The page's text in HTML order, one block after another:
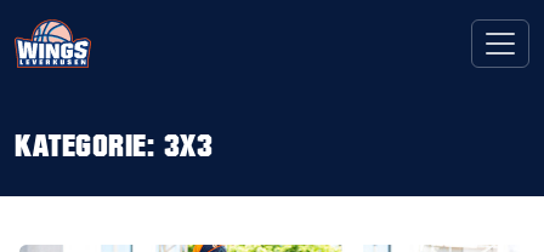
KATEGORIE: 3X3